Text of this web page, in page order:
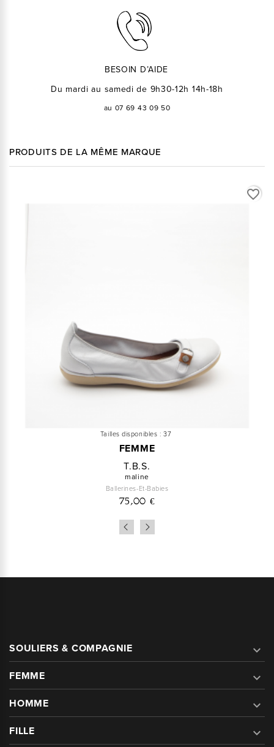
BESOIN D’AIDE
Du mardi au samedi de 9h30-12h 14h-18h
au 07 69 43 09 50
PRODUITS DE LA MÊME MARQUE
Tailles disponibles : 37
FEMME
T.b.s.
maline
Ballerines-Et-Babies
75,00 €
favorite_border
SOULIERS & COMPAGNIE 
FEMME 
HOMME 
FILLE 